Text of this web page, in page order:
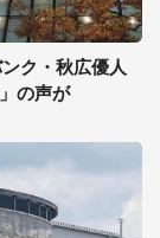
ク・秋広優人
の声が